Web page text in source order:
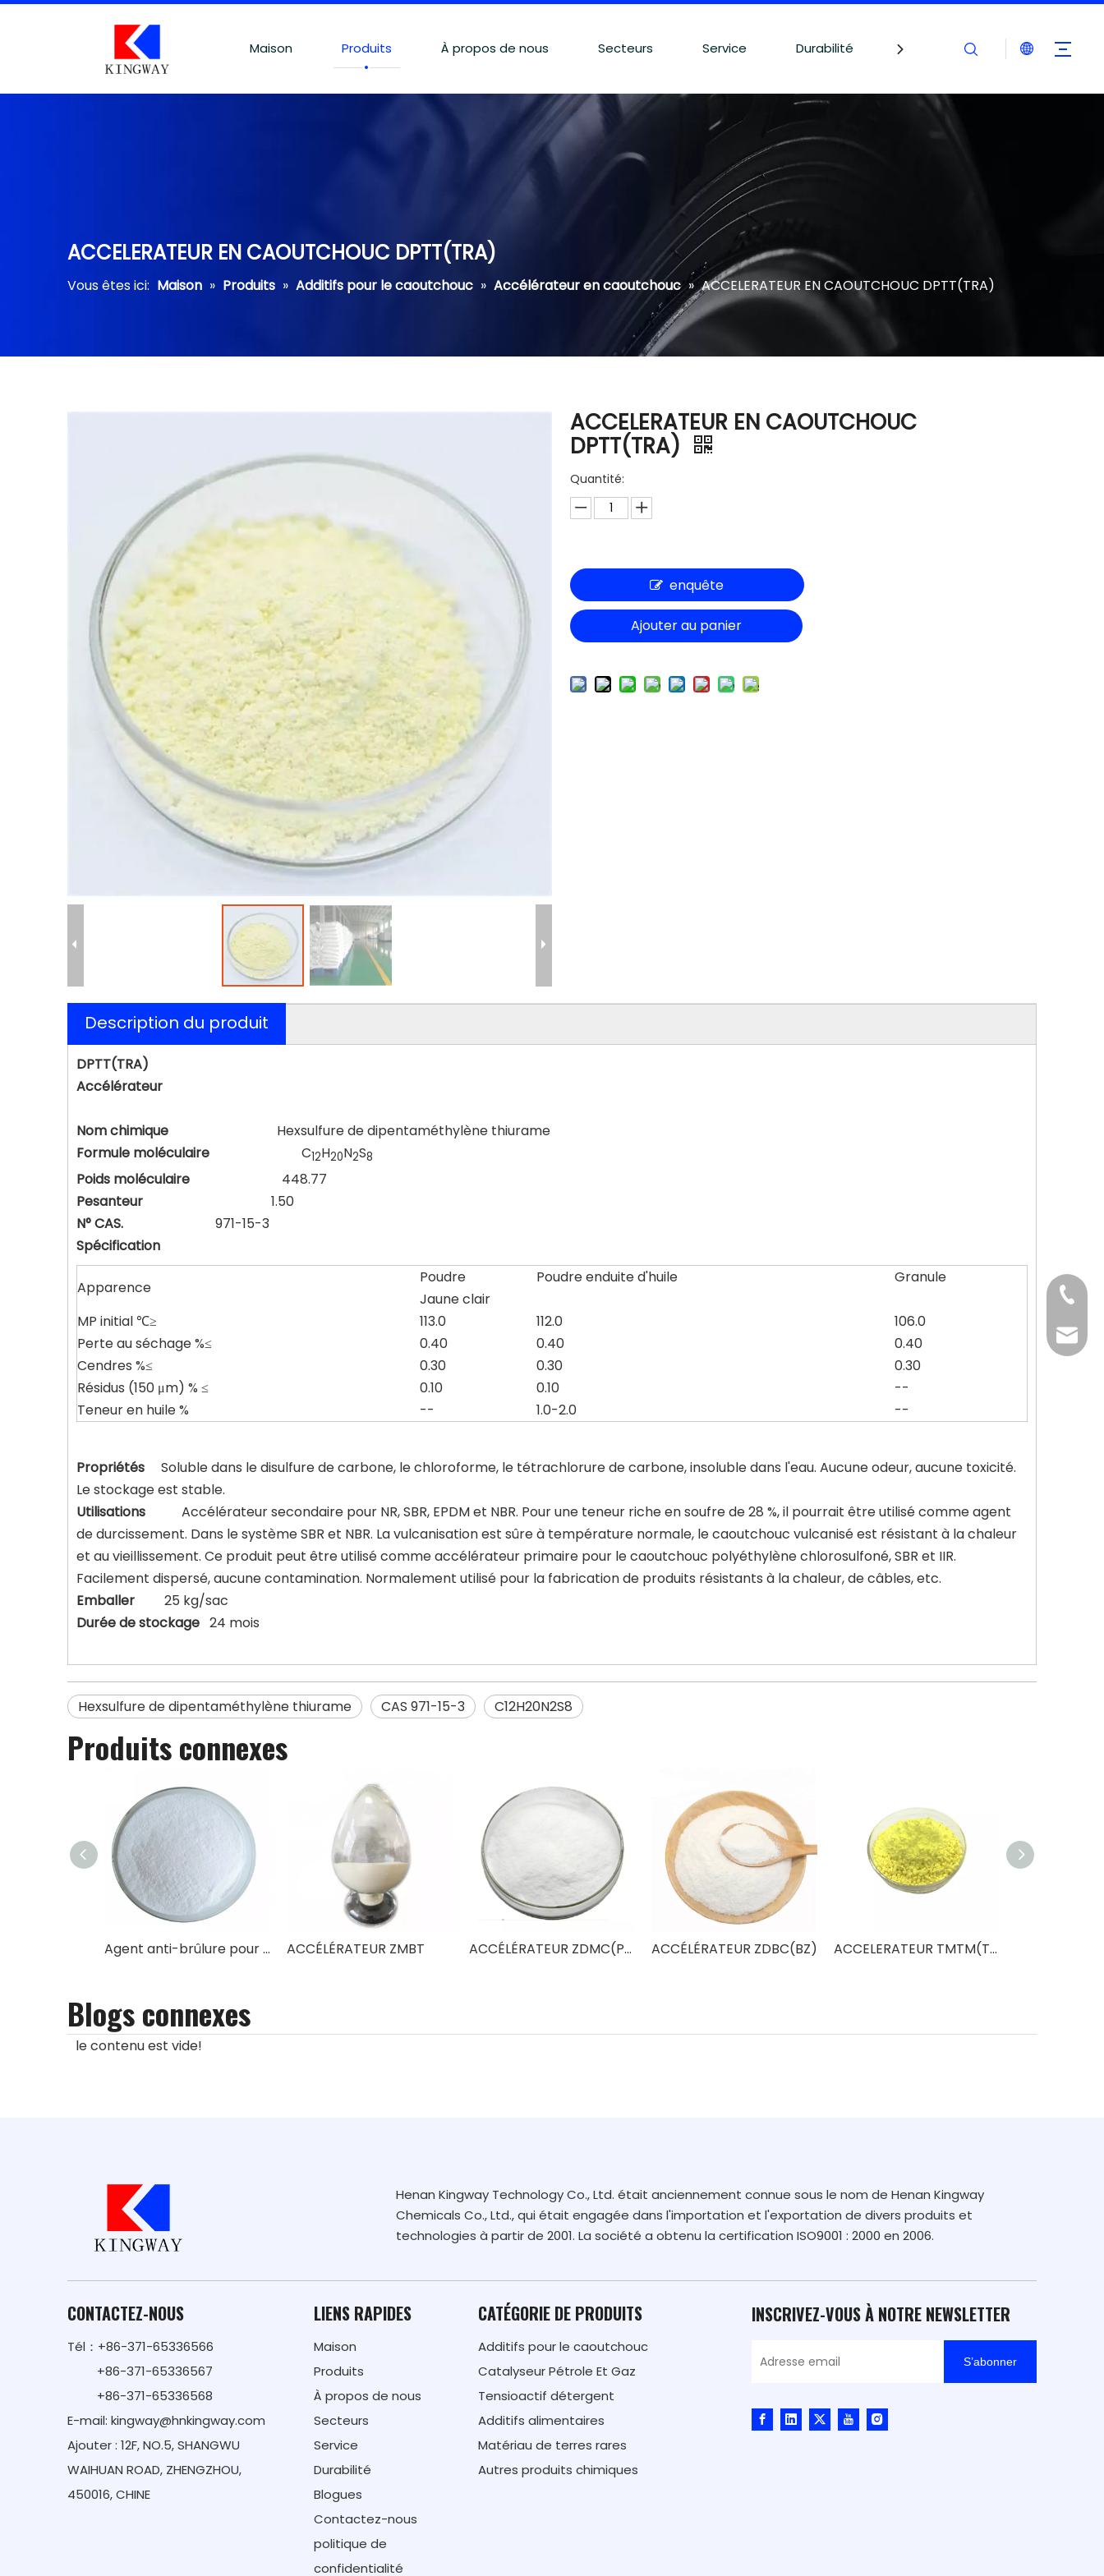
Maison Produits À propos de nous Secteurs Service Durabilité Blogues Contactez-nous
ACCELERATEUR EN CAOUTCHOUC DPTT(TRA)
Vous êtes ici: Maison » Produits » Additifs pour le caoutchouc » Accélérateur en caoutchouc » ACCELERATEUR EN CAOUTCHOUC DPTT(TRA)
ACCELERATEUR EN CAOUTCHOUC
DPTT(TRA)
Quantité:
enquête
Ajouter au panier
Description du produit
DPTT(TRA)
Accélérateur
Nom chimique
Hexsulfure de dipentaméthylène thiurame
Formule moléculaire
C12H20N2S8
Poids moléculaire 448.77
Pesanteur
1.50
N° CAS.
971-15-3
Spécification
Apparence
Poudre Poudre enduite d'huile
Granule
Jaune clair
MP initial ℃≥
113.0 112.0
106.0
Perte au séchage %≤
0.40 0.40
0.40
Cendres %≤
0.30 0.30
0.30
Résidus (150 μm) % ≤
0.10 0.10
--
Teneur en huile %
-- 1.0-2.0 --
Propriétés Soluble dans le disulfure de carbone, le chloroforme, le tétrachlorure de carbone, insoluble dans l'eau. Aucune odeur, aucune toxicité.
Le stockage est stable.
Utilisations
Accélérateur secondaire pour NR, SBR, EPDM et NBR. Pour une teneur riche en soufre de 28 %, il pourrait être utilisé comme agent
de durcissement. Dans le système SBR et NBR. La vulcanisation est sûre à température normale, le caoutchouc vulcanisé est résistant à la chaleur
et au vieillissement. Ce produit peut être utilisé comme accélérateur primaire pour le caoutchouc polyéthylène chlorosulfoné, SBR et IIR.
Facilement dispersé, aucune contamination. Normalement utilisé pour la fabrication de produits résistants à la chaleur, de câbles, etc.
Emballer
25 kg/sac
Durée de stockage 24 mois
Hexsulfure de dipentaméthylène thiurame CAS 971-15-3 C12H20N2S8
Produits connexes
Agent anti-brûlure pour caoutchouc CTP(PVI) ACCÉLÉRATEUR ZMBT ACCÉLÉRATEUR ZDMC(PZ) ACCÉLÉRATEUR ZDBC(BZ) ACCELERATEUR TMTM(TS)
Blogs connexes
le contenu est vide!
Henan Kingway Technology Co., Ltd. était anciennement connue sous le nom de Henan Kingway
Chemicals Co., Ltd., qui était engagée dans l'importation et l'exportation de divers produits et
technologies à partir de 2001. La société a obtenu la certification ISO9001 : 2000 en 2006.
CONTACTEZ-NOUS
Tél：+86-371-65336566
+86-371-65336567
+86-371-65336568
E-mail: kingway@hnkingway.com
Ajouter : 12F, NO.5, SHANGWU
WAIHUAN ROAD, ZHENGZHOU,
450016, CHINE
+86-
+86-
LIENS RAPIDES
Maison
Produits
À propos de nous
Secteurs
Service
Durabilité
Blogues
Contactez-nous
politique de
confidentialité
CATÉGORIE DE PRODUITS
Additifs pour le caoutchouc
Catalyseur Pétrole Et Gaz
Tensioactif détergent
Additifs alimentaires
Matériau de terres rares
Autres produits chimiques
INSCRIVEZ-VOUS À NOTRE NEWSLETTER
S’abonner